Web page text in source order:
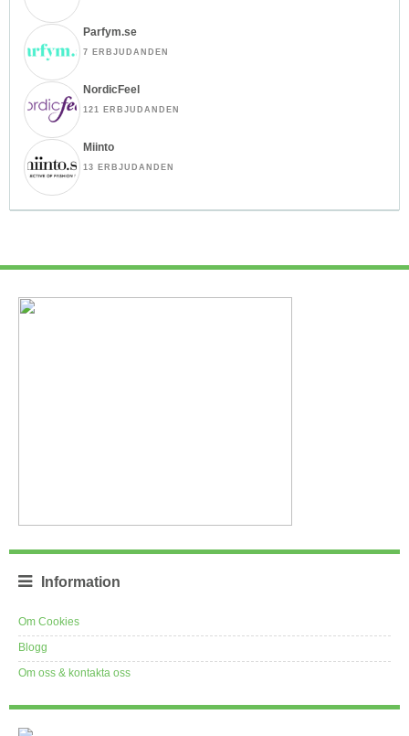
Parfym.se
7 ERBJUDANDEN
NordicFeel
121 ERBJUDANDEN
Miinto
13 ERBJUDANDEN
Information
Om Cookies
Blogg
Om oss & kontakta oss